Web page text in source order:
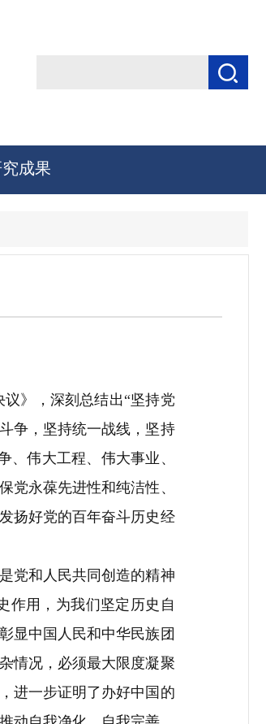
成果
》，深刻总结出“坚持党
争，坚持统一战线，坚持
伟大工程、伟大事业、
党永葆先进性和纯洁性、
扬好党的百年奋斗历史经
党和人民共同创造的精神
作用，为我们坚定历史自
彰显中国人民和中华民族团
情况，必须最大限度凝聚
，进一步证明了办好中国的